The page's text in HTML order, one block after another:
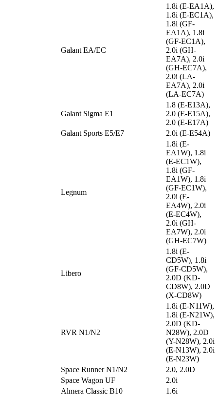
Galant EA/EC
1.8i (E-EA1A),
1.8i (E-EC1A),
1.8i (GF-
EA1A), 1.8i
(GF-EC1A),
2.0i (GH-
EA7A), 2.0i
(GH-EC7A),
2.0i (LA-
EA7A), 2.0i
(LA-EC7A)
Galant Sigma E1
1.8 (E-E13A),
2.0 (E-E15A),
2.0 (E-E17A)
Galant Sports E5/E7
2.0i (E-E54A)
Legnum
1.8i (E-
EA1W), 1.8i
(E-EC1W),
1.8i (GF-
EA1W), 1.8i
(GF-EC1W),
2.0i (E-
EA4W), 2.0i
(E-EC4W),
2.0i (GH-
EA7W), 2.0i
(GH-EC7W)
Libero
1.8i (E-
CD5W), 1.8i
(GF-CD5W),
2.0D (KD-
CD8W), 2.0D
(X-CD8W)
RVR N1/N2
1.8i (E-N11W),
1.8i (E-N21W),
2.0D (KD-
N28W), 2.0D
(Y-N28W), 2.0i
(E-N13W), 2.0i
(E-N23W)
Space Runner N1/N2
2.0, 2.0D
Space Wagon UF
2.0i
Almera Classic B10
1.6i